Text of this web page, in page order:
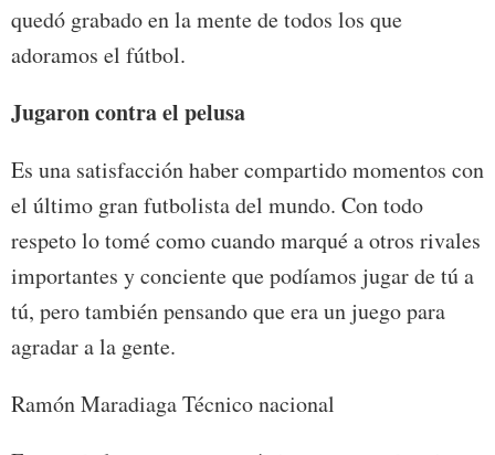
quedó grabado en la mente de todos los que
adoramos el fútbol.
Jugaron contra el pelusa
Es una satisfacción haber compartido momentos con
el último gran futbolista del mundo. Con todo
respeto lo tomé como cuando marqué a otros rivales
importantes y conciente que podíamos jugar de tú a
tú, pero también pensando que era un juego para
agradar a la gente.
Ramón Maradiaga Técnico nacional